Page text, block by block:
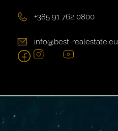
+385 91 762 0800
info@best-realestate.eu